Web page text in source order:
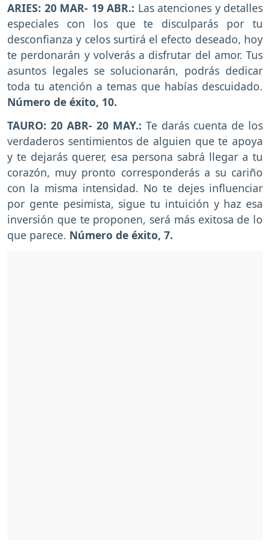
ARIES: 20 MAR- 19 ABR.: Las atenciones y detalles
especiales con los que te disculparás por tu
desconfianza y celos surtirá el efecto deseado, hoy
te perdonarán y volverás a disfrutar del amor. Tus
asuntos legales se solucionarán, podrás dedicar
toda tu atención a temas que habías descuidado.
Número de éxito, 10.
TAURO: 20 ABR- 20 MAY.: Te darás cuenta de los
verdaderos sentimientos de alguien que te apoya
y te dejarás querer, esa persona sabrá llegar a tu
corazón, muy pronto corresponderás a su cariño
con la misma intensidad. No te dejes influenciar
por gente pesimista, sigue tu intuición y haz esa
inversión que te proponen, será más exitosa de lo
que parece. Número de éxito, 7.